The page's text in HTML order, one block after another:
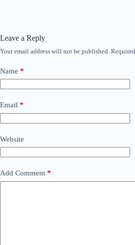
Leave a Reply
Your email address will not be published.
Name *
Email *
Website
Add Comment *